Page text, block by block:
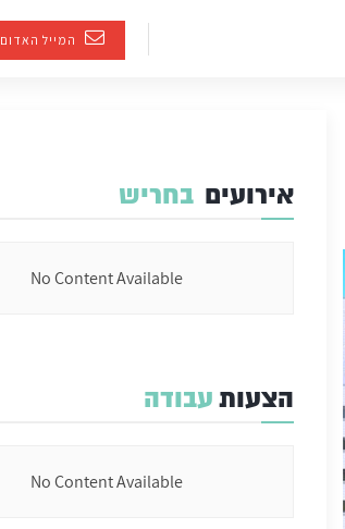
המייל האדום
אירועים בחריש
No Content Available
הצעותעבודה
No Content Available